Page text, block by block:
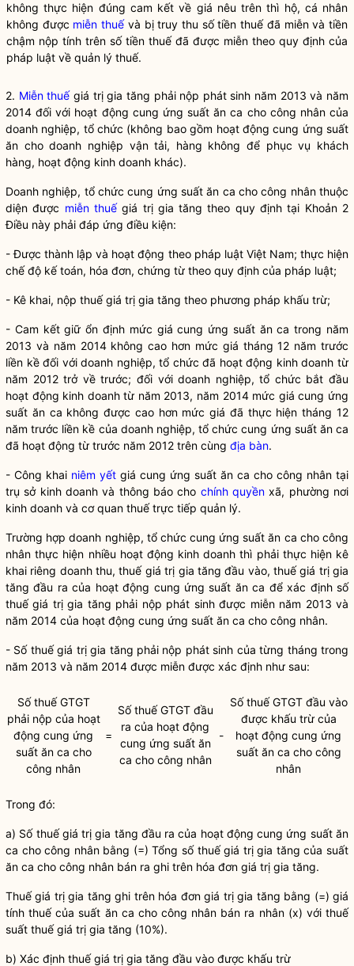
không thực hiện đúng cam kết về giá nêu trên thì hộ, cá nhân
không được miễn thuếvà bị truy thu số tiền thuế đã miễn và tiền
chậm nộp tính trên số tiền thuế đã được miễn theo quy định của
pháp luật về quản lý thuế.
2. Miễn thuếgiá trị gia tăng phải nộp phát sinh năm 2013 và năm
2014 đối với hoạt động cung ứng suất ăn ca cho công nhân của
doanh nghiệp, tổ chức (không bao gồm hoạt động cung ứng suất
ăn cho doanh nghiệp vận tải, hàng không để phục vụ khách
hàng, hoạt động kinh doanh khác).
Doanh nghiệp, tổ chức cung ứng suất ăn ca cho công nhân thuộc
diện được miễn thuếgiá trị gia tăng theo quy định tại Khoản 2
Điều này phải đáp ứng điều kiện:
- Được thành lập và hoạt động theo pháp luậtViệt Nam; thực hiện
chế độ kế toán, hóa đơn, chứng từ theo quy định của pháp luật;
- Kê khai, nộp thuế giá trị gia tăng theo phương pháp khấu trừ;
- Cam kết giữ ổn định mức giá cung ứng suất ăn ca trong năm
2013 và năm 2014 không cao hơn mức giá tháng 12 năm trước
liền kề đối với doanh nghiệp, tổ chức đã hoạt động kinh doanh từ
năm 2012 trở về trước; đối với doanh nghiệp, tổ chức bắt đầu
hoạt động kinh doanh từ năm 2013, năm 2014 mức giá cung ứng
suất ăn ca không được cao hơn mức giá đã thực hiện tháng 12
năm trước liền kề của doanh nghiệp, tổ chức cung ứng suất ăn ca
đã hoạt động từ trước năm 2012 trên cùng địa bàn.
- Công khai niêm yết giá cung ứng suất ăn ca cho công nhân tại
trụ sở kinh doanh và thông báo cho chính quyền xã, phường nơi
kinh doanh và cơ quan thuế trực tiếp quản lý.
Trường hợp doanh nghiệp, tổ chức cung ứng suất ăn ca cho công
nhân thực hiện nhiều hoạt động kinh doanh thì phải thực hiện kê
khai riêng doanh thu, thuế giá trị gia tăng đầu vào, thuế giá trị gia
tăng đầu ra của hoạt động cung ứng suất ăn ca để xác định số
thuế giá trị gia tăng phải nộp phát sinh được miễn năm 2013 và
năm 2014 của hoạt động cung ứng suất ăn ca cho công nhân.
- Số thuế giá trị gia tăng phải nộp phát sinh của từng tháng trong
năm 2013 và năm 2014 được miễn được xác định như sau:
Số thuế GTGT
phải nộp của hoạt
động cung ứng
suất ăn ca cho
công nhân
=
Số thuế GTGT đầu
ra của hoạt động
cung ứng suất ăn
ca cho công nhân
-
Số thuế GTGT đầu vào
được khấu trừ của
hoạt động cung ứng
suất ăn ca cho công
nhân
Trong đó:
a) Số thuế giá trị gia tăng đầu ra của hoạt động cung ứng suất ăn
ca cho công nhân bằng (=) Tổng số thuế giá trị gia tăng của suất
ăn ca cho công nhân bán ra ghi trên hóa đơn giá trị gia tăng.
Thuế giá trị gia tăng ghi trên hóa đơn giá trị gia tăng bằng (=) giá
tính thuế của suất ăn ca cho công nhân bán ra nhân (x) với thuế
suất thuế giá trị gia tăng (10%).
b) Xác định thuế giá trị gia tăng đầu vào được khấu trừ